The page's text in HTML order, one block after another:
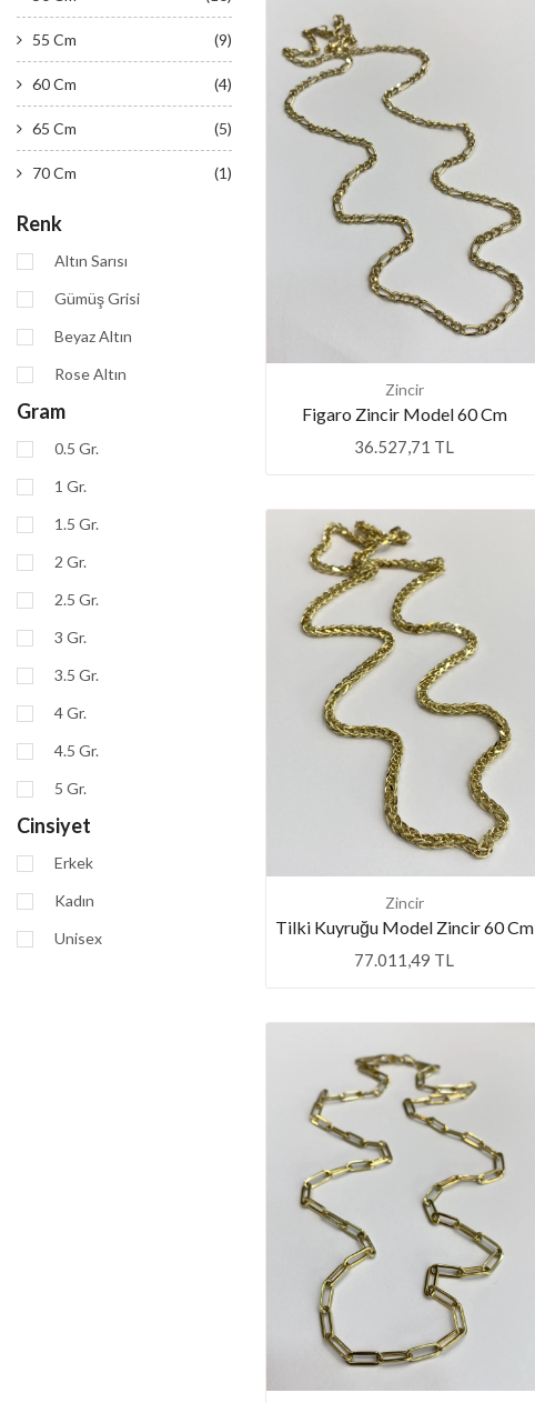
55 Cm (9)
60 Cm (4)
65 Cm (5)
70 Cm (1)
Renk
Altın Sarısı
Gümüş Grisi
Beyaz Altın
Rose Altın
Gram
0.5 Gr.
1 Gr.
1.5 Gr.
2 Gr.
2.5 Gr.
3 Gr.
3.5 Gr.
4 Gr.
4.5 Gr.
5 Gr.
Cinsiyet
Erkek
Kadın
Unisex
Zincir
Figaro Zincir Model 60 Cm
36.527,71 TL
Zincir
Tilki Kuyruğu Model Zincir 60 Cm
77.011,49 TL